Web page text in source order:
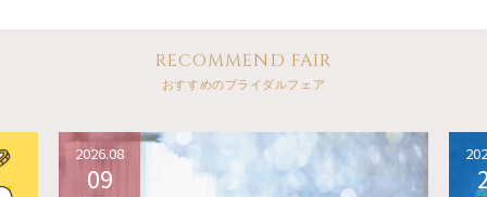
RECOMMEND FAIR
おすすめのブライダルフェア
2026.08
09